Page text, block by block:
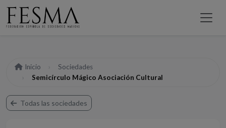
Inicio
Sociedades
Semicírculo Mágico Asociación Cultural
Todas las sociedades